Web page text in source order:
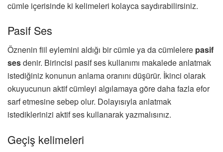
cümle içerisinde ki kelimeleri kolayca saydırabilirsiniz.
Pasif Ses
Öznenin fiil eylemini aldığı bir cümle ya da cümlelere pasif
sesdenir. Birincisi pasif ses kullanımı makalede anlatmak
istediğiniz konunun anlama oranını düşürür. İkinci olarak
okuyucunun aktif cümleyi algılamaya göre daha fazla efor
sarf etmesine sebep olur. Dolayısıyla anlatmak
istediklerinizi aktif ses kullanarak yazmalısınız.
Geçiş kelimeleri